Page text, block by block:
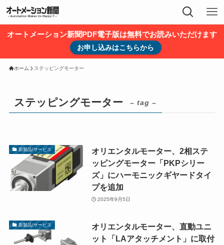
オートメーション新聞PDF電子版は無料でお読みいただけます
お申し込みはこちらから
ホーム ステッピングモーター
ステッピングモーター – tag –
新製品/サービス
オリエンタルモーター、2相ステ
ッピングモーター「PKPシリー
ズ」にハーモニックギヤードタイ
プを追加
2025年9月5日
新製品/サービス
オリエンタルモーター、直動ユニ
ット「LAアタッチメント」に取付